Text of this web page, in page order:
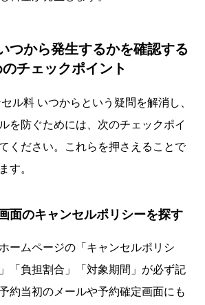
つから発生するかを確認する
チェックポイント
ル料 いつからという疑問を解消し、
を防ぐためには、次のチェックポイ
ください。これらを押さえることで
す。
面のキャンセルポリシーを探す
ームページの「キャンセルポリシ
「負担割合」「対象期間」が必ず記
約当初のメールや予約確定画面にも